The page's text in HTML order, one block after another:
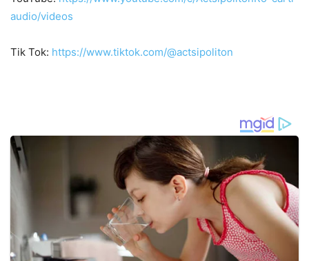
audio/videos
Tik Tok: https://www.tiktok.com/@actsipoliton